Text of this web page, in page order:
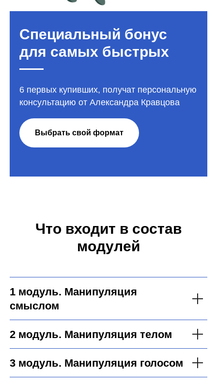
Специальный бонус
для самых быстрых
6 первых купивших, получат персональную
консультацию от Александра Кравцова
Выбрать свой формат
Что входит в состав
модулей
1 модуль. Манипуляция
смыслом
2 модуль. Манипуляция телом
3 модуль. Манипуляция голосом